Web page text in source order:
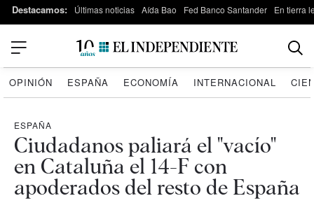
Destacamos: Últimas noticias Aída Bao Fed Banco Santander En tierra
OPINIÓN ESPAÑA ECONOMÍA INTERNACIONAL
ESPAÑA
Ciudadanos paliará el "vacío"
en Cataluña el 14-F con
apoderados del resto de España